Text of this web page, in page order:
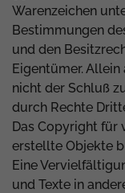
Warenzeichen
Bestimmungen
und den
Eigentümer.
nicht der Schluß
durch Rechte
Das Copyright für
erstellte Objekte
Eine
und Texte in